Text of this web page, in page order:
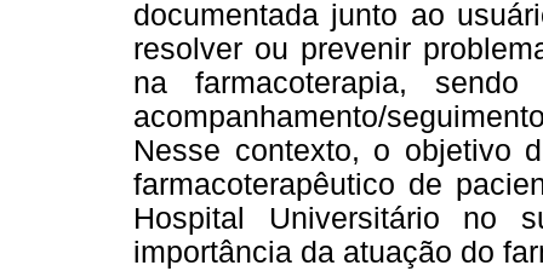
documentada junto ao
resolver ou prevenir
na farmacoterapia,
acompanhamento/
Nesse contexto, o objetivo
farmacoterapêutico de
Hospital Universitário no
importância da atuação do